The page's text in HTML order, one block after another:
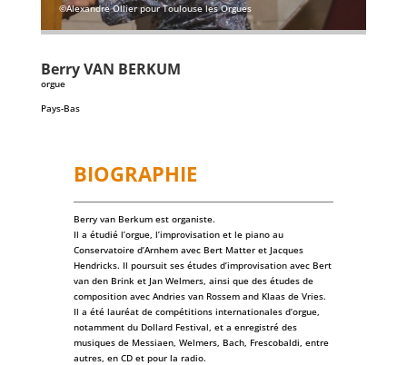
©Alexandre Ollier pour Toulouse les Orgues
BerryVAN BERKUM
orgue
Pays-Bas
BIOGRAPHIE
Berry van Berkum est organiste.
Il a étudié l’orgue, l’improvisation et le piano au
Conservatoire d’Arnhem avec Bert Matter et Jacques
Hendricks. Il poursuit ses études d’improvisation avec Bert
van den Brink et Jan Welmers, ainsi que des études de
composition avec Andries van Rossem and Klaas de Vries.
Il a été lauréat de compétitions internationales d’orgue,
notamment du Dollard Festival, et a enregistré des
musiques de Messiaen, Welmers, Bach, Frescobaldi, entre
autres, en CD et pour la radio.